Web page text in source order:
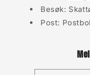
Besøk:
Post: